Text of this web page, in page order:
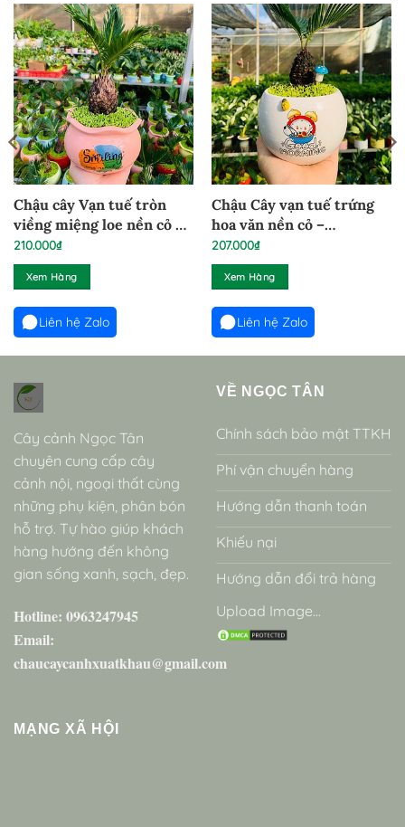
Chậu cây Vạn tuế tròn
viềng miệng loe nền cỏ –
VT180325
210.000₫
Xem Hàng
Liên hệ Zalo
Chậu Cây vạn tuế trứng
hoa văn nền cỏ –
VT1160125
207.000₫
Xem Hàng
Liên hệ Zalo
Cây cảnh Ngọc Tân
chuyên cung cấp cây
cảnh nội, ngoại thất cùng
những phụ kiện, phân bón
hỗ trợ. Tự hào giúp khách
hàng hướng đến không
gian sống xanh, sạch, đẹp.
Hotline: 0963247945
Email:
chaucaycanhxuatkhau@gmail.com
VỀ NGỌC TÂN
Chính sách bảo mật TTKH
Phí vận chuyển hàng
Hướng dẫn thanh toán
Khiếu nại
Hướng dẫn đổi trả hàng
Upload Image...
MẠNG XÃ HỘI